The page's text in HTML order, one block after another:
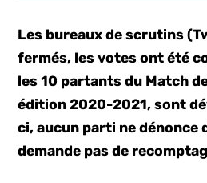
Les bureaux de scrutins
fermés, les votes ont été
les 10 partants du Match
édition 2020-2021, sont
ci, aucun parti ne dénonce
demande pas de